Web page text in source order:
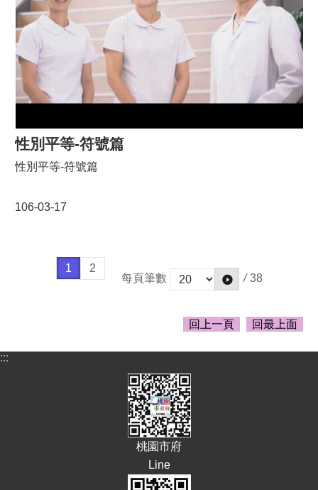
性別平等-符號篇
106-03-17
性別平等-符號篇
1
2
每頁筆數
/ 38
回上一頁 回最上面
:::
桃園市府
Line